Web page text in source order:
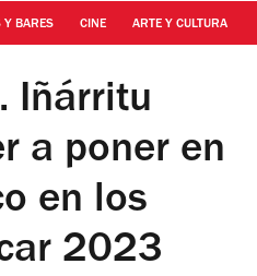
Y BARES CINE ARTE Y CULTURA
Iñárritu
a poner en
en los
2023